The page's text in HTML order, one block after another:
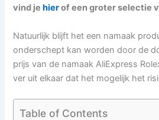
vind je hierof een groter selectie
Natuurlijk blijft het een namaak
onderschept kan worden door de
prijs van de namaak AliExpress
ver uit elkaar dat het mogelijk het
Table of Contents